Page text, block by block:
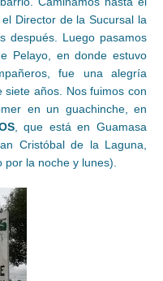
Director de la Sucursal la
después. Luego pasamos
Pelayo, en donde estuvo
fue una alegría
siete años. Nos fuimos con
en un guachinche, en
, que está en Guamasa
Cristóbal de la Laguna,
la noche y lunes).